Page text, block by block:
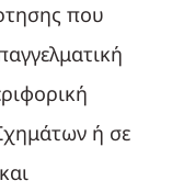
που
ή σε